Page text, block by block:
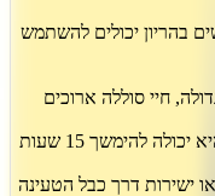
בהריון יכולים להשתמש
חיי סוללה ארוכים
הסוללה ניתנת לטעינה מלאה תוך 3 שעות והיא יכולה להימשך 15 שעות